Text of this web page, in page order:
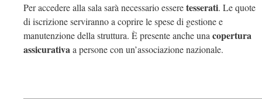
Per accedere alla sala sarà necessario esseretesserati. Le quote
di iscrizione serviranno a coprire le spese di gestione e
manutenzione della struttura. È presente anche unacopertura
assicurativaa persone con un’associazione nazionale.